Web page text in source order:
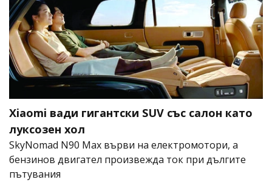
Xiaomi вади гигантски SUV със салон като
луксозен хол
SkyNomad N90 Max върви на електромотори, а
бензинов двигател произвежда ток при дългите
пътувания